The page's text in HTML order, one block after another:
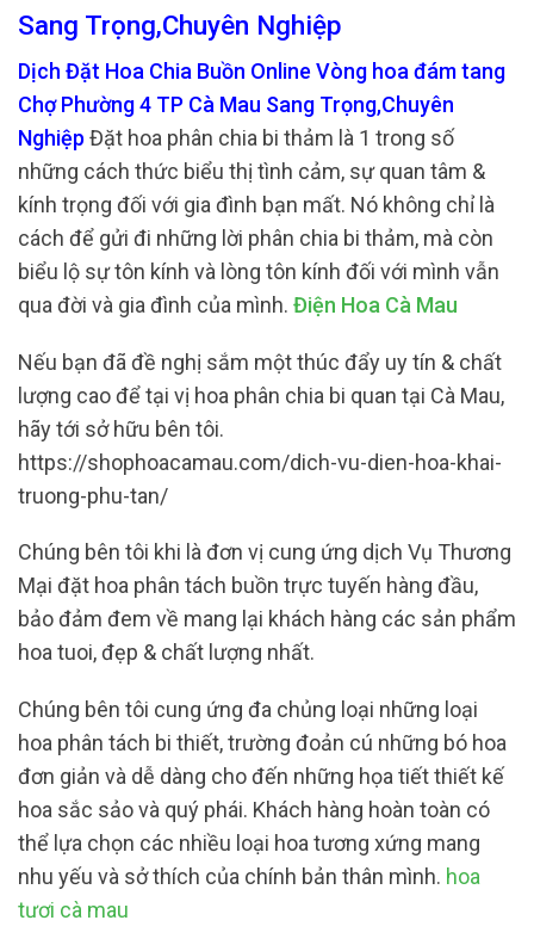
Sang Trọng,Chuyên Nghiệp
Dịch Đặt Hoa Chia Buồn Online Vòng hoa đám tang
Chợ Phường 4 TP Cà Mau Sang Trọng,Chuyên
Nghiệp Đặt hoa phân chia bi thảm là 1 trong số
những cách thức biểu thị tình cảm, sự quan tâm &
kính trọng đối với gia đình bạn mất. Nó không chỉ là
cách để gửi đi những lời phân chia bi thảm, mà còn
biểu lộ sự tôn kính và lòng tôn kính đối với mình vẫn
qua đời và gia đình của mình. Điện Hoa Cà Mau
Nếu bạn đã đề nghị sắm một thúc đẩy uy tín & chất
lượng cao để tại vị hoa phân chia bi quan tại Cà Mau,
hãy tới sở hữu bên tôi.
https://shophoacamau.com/dich-vu-dien-hoa-khai-
truong-phu-tan/
Chúng bên tôi khi là đơn vị cung ứng dịch Vụ Thương
Mại đặt hoa phân tách buồn trực tuyến hàng đầu,
bảo đảm đem về mang lại khách hàng các sản phẩm
hoa tuoi, đẹp & chất lượng nhất.
Chúng bên tôi cung ứng đa chủng loại những loại
hoa phân tách bi thiết, trường đoản cú những bó hoa
đơn giản và dễ dàng cho đến những họa tiết thiết kế
hoa sắc sảo và quý phái. Khách hàng hoàn toàn có
thể lựa chọn các nhiều loại hoa tương xứng mang
nhu yếu và sở thích của chính bản thân mình. hoa
tươi cà mau